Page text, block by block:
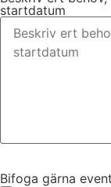
startdatum
Bifoga gärna